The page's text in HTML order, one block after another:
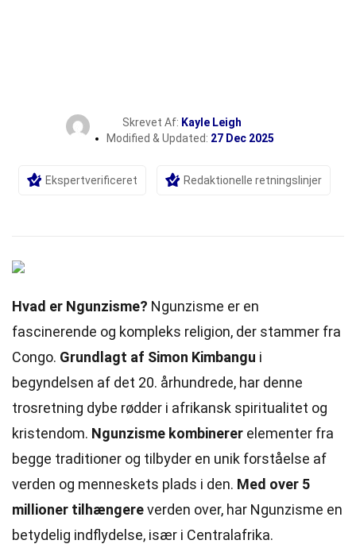
Skrevet Af: Kayle Leigh
Modified & Updated: 27 Dec 2025
Ekspertverificeret Redaktionelle retningslinjer
Hvad er Ngunzisme? Ngunzisme er en
fascinerende og kompleks religion, der stammer fra
Congo. Grundlagt af Simon Kimbangu i
begyndelsen af det 20. århundrede, har denne
trosretning dybe rødder i afrikansk spiritualitet og
kristendom. Ngunzisme kombinerer elementer fra
begge traditioner og tilbyder en unik forståelse af
verden og menneskets plads i den. Med over 5
millioner tilhængereverden over, har Ngunzisme en
betydelig indflydelse, især i Centralafrika.